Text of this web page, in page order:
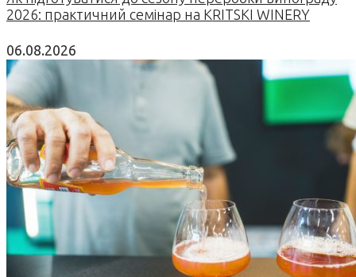
2026: практичний семінар на KRITSKI WINERY
06.08.2026